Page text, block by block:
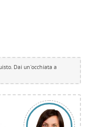
Dai un'occhiata a